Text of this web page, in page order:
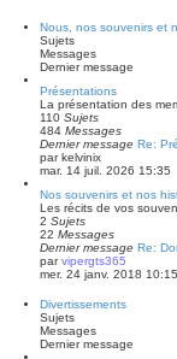
Nous, nos souvenirs et
Sujets
Messages
Dernier message
Présentations
La présentation des
110 Sujets
484 Messages
Dernier message Re:
parkelvinix
mar. 14 juil. 2026 15:35
Nos souvenirs et nos
Les récits de vos
2 Sujets
22 Messages
Dernier message Re:
parvipergts365
mer. 24 janv. 2018 10:15
Divertissements
Sujets
Messages
Dernier message